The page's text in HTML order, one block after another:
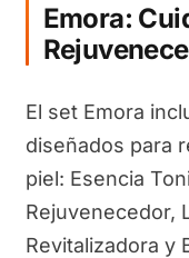
Emora:
El set Emora
diseñados para
piel: Esencia
Rejuvenecedor,
Revitalizadora y